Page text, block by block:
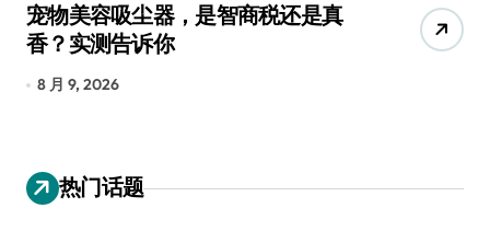
宠物美容吸尘器，是智商税还是真
香？实测告诉你
8 月 9, 2026
热门话题